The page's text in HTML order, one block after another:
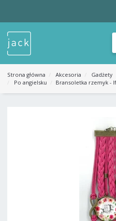
KATEGORIE
MENU
Strona główna Akcesoria Gadżety
Po angielsku
Bransoletka rzemyk -